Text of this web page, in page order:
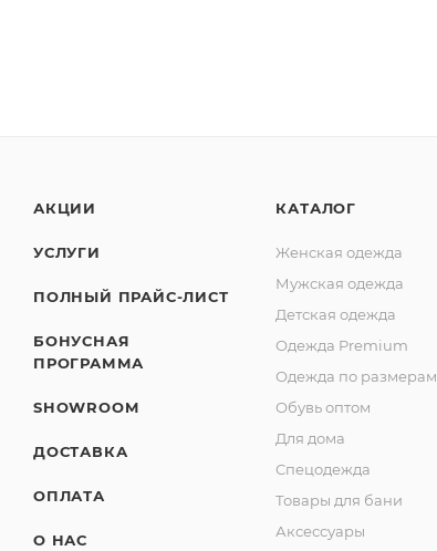
АКЦИИ
УСЛУГИ
ПОЛНЫЙ ПРАЙС-ЛИСТ
БОНУСНАЯ
ПРОГРАММА
SHOWROOM
ДОСТАВКА
ОПЛАТА
О НАС
КАТАЛОГ
Женская одежда
Мужская одежда
Детская одежда
Одежда Premium
Одежда по размерам
Обувь оптом
Для дома
Спецодежда
Товары для бани
Аксессуары